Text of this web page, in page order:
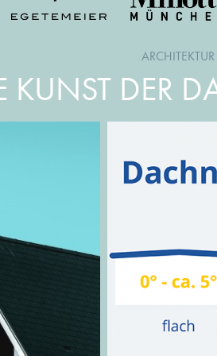
ARCHITEKTUR
KUNST DER